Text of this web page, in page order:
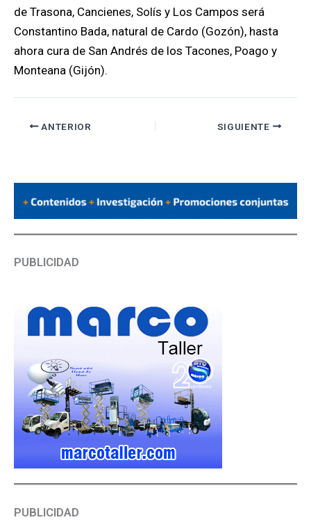
de Trasona, Cancienes, Solís y Los Campos será
Constantino Bada, natural de Cardo (Gozón), hasta
ahora cura de San Andrés de los Tacones, Poago y
Monteana (Gijón).
ANTERIOR SIGUIENTE
PUBLICIDAD
PUBLICIDAD